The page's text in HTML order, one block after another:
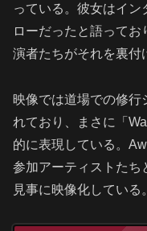
っている。彼女はイ
ローだったと語って
演者たちがそれを裏付
映像では道場での修行
れており、まさに「
的に表現している。
参加アーティストたち
見事に映像化している。